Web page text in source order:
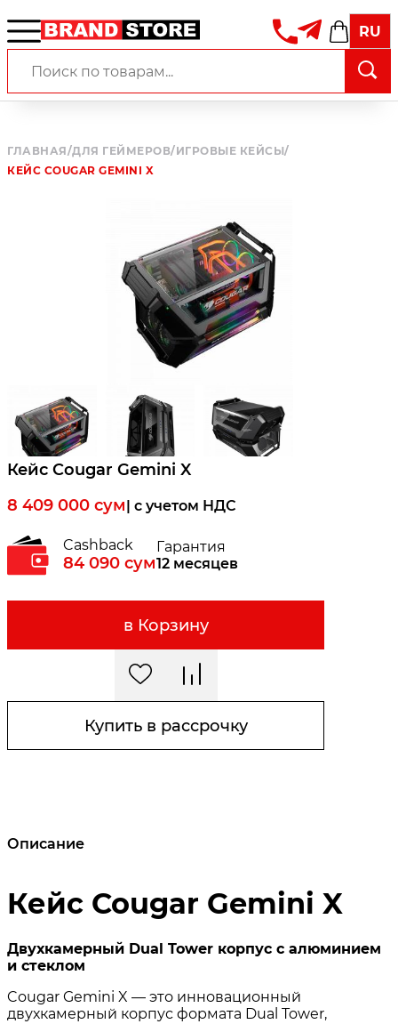
RU
ГЛАВНАЯ/ДЛЯ ГЕЙМЕРОВ/ИГРОВЫЕ КЕЙСЫ/
КЕЙС COUGAR GEMINI X
Кейс Cougar Gemini X
8 409 000 сум| c учетом НДС
Cashback
84 090 сум
Гарантия
12 месяцев
в Корзину
Купить в рассрочку
Описание